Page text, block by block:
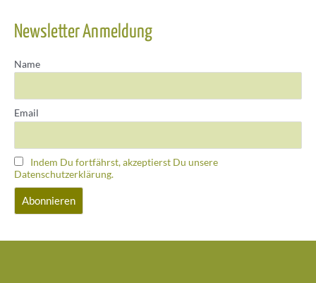
Newsletter Anmeldung
Name
Email
Indem Du fortfährst, akzeptierst Du unsere
Datenschutzerklärung.